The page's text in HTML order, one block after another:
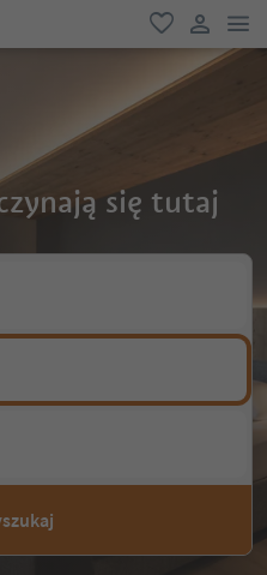
ulubione
link
się tutaj